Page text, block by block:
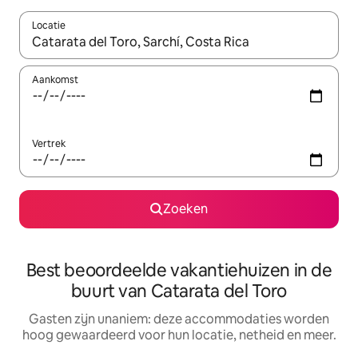
Locatie
Wanneer er resultaten beschikbaar zijn, maak je een keuze
Aankomst
Vertrek
Zoeken
Best beoordeelde vakantiehuizen in de
buurt van Catarata del Toro
Gasten zijn unaniem: deze accommodaties worden
hoog gewaardeerd voor hun locatie, netheid en meer.